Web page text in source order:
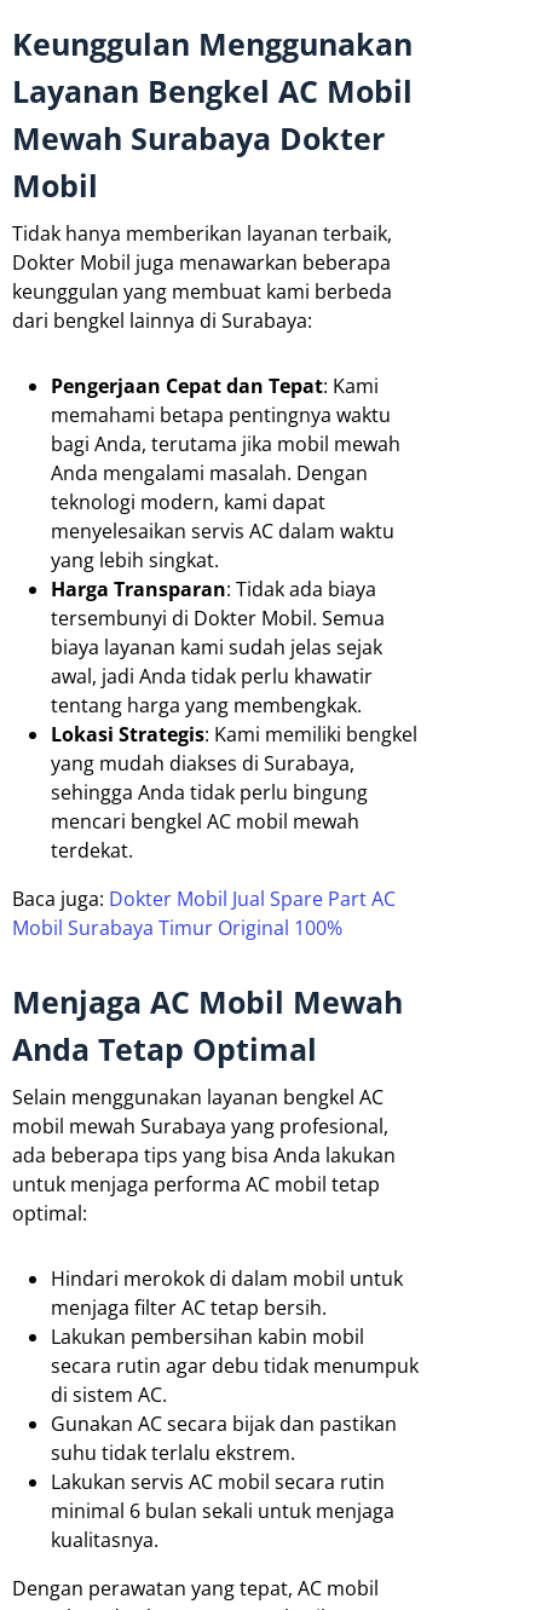
Keunggulan Menggunakan
Layanan Bengkel AC Mobil
Mewah Surabaya Dokter
Mobil
Tidak hanya memberikan layanan terbaik,
Dokter Mobil juga menawarkan beberapa
keunggulan yang membuat kami berbeda
dari bengkel lainnya di Surabaya:
Pengerjaan Cepat dan Tepat: Kami
memahami betapa pentingnya waktu
bagi Anda, terutama jika mobil mewah
Anda mengalami masalah. Dengan
teknologi modern, kami dapat
menyelesaikan servis AC dalam waktu
yang lebih singkat.
Harga Transparan: Tidak ada biaya
tersembunyi di Dokter Mobil. Semua
biaya layanan kami sudah jelas sejak
awal, jadi Anda tidak perlu khawatir
tentang harga yang membengkak.
Lokasi Strategis: Kami memiliki bengkel
yang mudah diakses di Surabaya,
sehingga Anda tidak perlu bingung
mencari bengkel AC mobil mewah
terdekat.
Baca juga: Dokter Mobil Jual Spare Part AC
Mobil Surabaya Timur Original 100%
Menjaga AC Mobil Mewah
Anda Tetap Optimal
Selain menggunakan layanan bengkel AC
mobil mewah Surabaya yang profesional,
ada beberapa tips yang bisa Anda lakukan
untuk menjaga performa AC mobil tetap
optimal:
Hindari merokok di dalam mobil untuk
menjaga filter AC tetap bersih.
Lakukan pembersihan kabin mobil
secara rutin agar debu tidak menumpuk
di sistem AC.
Gunakan AC secara bijak dan pastikan
suhu tidak terlalu ekstrem.
Lakukan servis AC mobil secara rutin
minimal 6 bulan sekali untuk menjaga
kualitasnya.
Dengan perawatan yang tepat, AC mobil